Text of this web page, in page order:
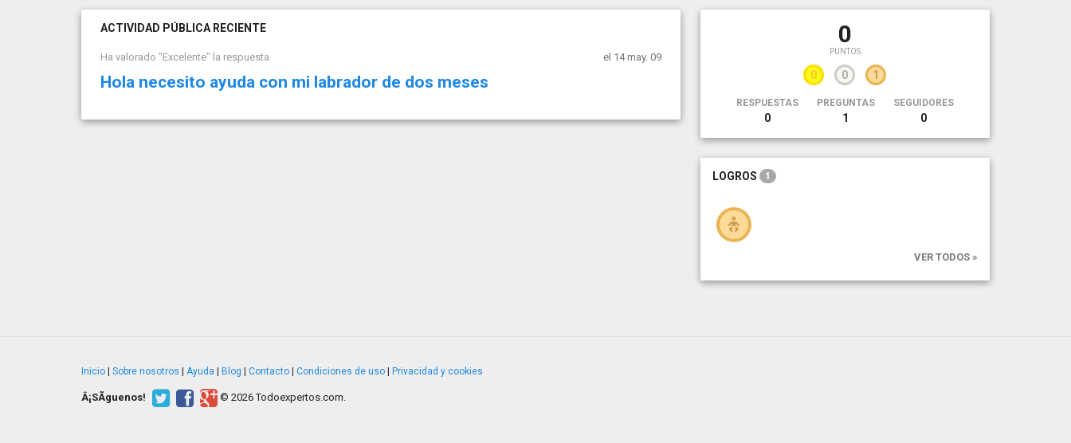
ACTIVIDAD PÚBLICA RECIENTE
Ha valorado "Excelente" la respuesta el 14 may. 09
Hola necesito ayuda con mi labrador de dos meses
0
PUNTOS
0 0 1
RESPUESTAS
0
PREGUNTAS
1
SEGUIDORES
0
LOGROS 1
VER TODOS »
Inicio Sobre nosotros Ayuda Blog Contacto Condiciones de uso Privacidad y cookies
Â¡SÃ­guenos! © 2026 Todoexpertos.com.